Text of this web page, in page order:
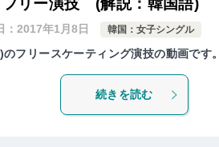
リー演技 (解説：韓国語)
：2017年1月8日 韓国：女子シングル
フリースケーティング演技の動画です。
続きを読む